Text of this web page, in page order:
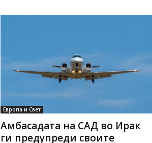
Европа и Свет
Амбасадата на САД во Ирак
ги предупреди своите